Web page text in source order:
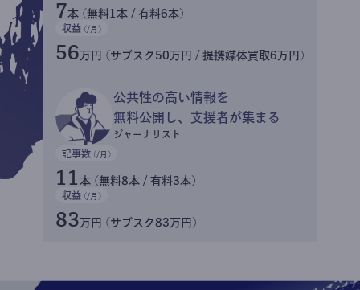
7本 (無料1本 / 有料6本)
収益 (/月)
56万円 (サブスク50万円 / 提携媒体買取6万円)
公共性の高い情報を
無料公開し、支援者が集まる
ジャーナリスト
記事数 (/月)
11 本 (無料8本 / 有料3本)
収益 (/月)
83万円 (サブスク83万円)